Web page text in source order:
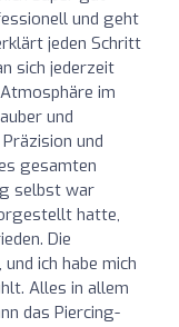
und geht
jeden Schritt
sich jederzeit
im
und
und
gesamten
selbst war
hatte,
Die
ich habe mich
Alles in allem
das Piercing-